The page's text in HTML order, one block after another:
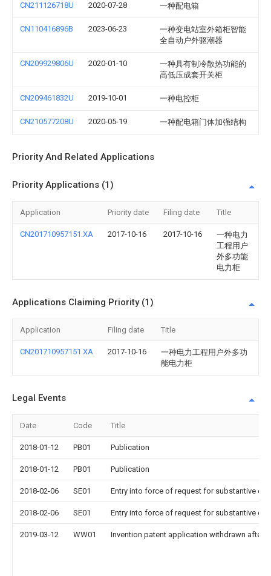
CN211126718U 2020-07-28 一种配电箱
CN110416896B 2023-06-23
一种变电站室外箱柜智能
全自动户外驱潮器
CN209929806U 2020-01-10
一种具有制冷散热功能的
高低压成套开关柜
CN209461832U 2019-10-01 一种电控柜
CN210577208U 2020-05-19 一种配电箱门体加强结构
Priority And Related Applications
Priority Applications (1)
Application Priority date Filing date Title
CN201710957151.XA 2017-10-16 2017-10-16
一种电力
工程用户
外多功能
电力柜
Applications Claiming Priority (1)
Application Filing date Title
CN201710957151.XA 2017-10-16
一种电力工程用户外多功
能电力柜
Legal Events
Date Code Title
2018-01-12 PB01 Publication
2018-01-12 PB01 Publication
2018-02-06 SE01 Entry into force of request for substantive
2018-02-06 SE01 Entry into force of request for substantive
2019-03-12 WW01 Invention patent application withdrawn after